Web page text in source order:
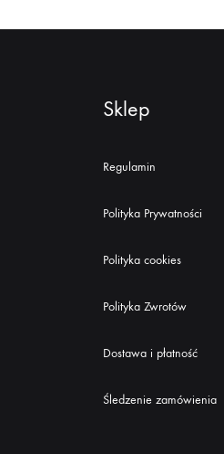
Sklep
Regulamin
Polityka Prywatności
Polityka cookies
Polityka Zwrotów
Dostawa i płatność
Śledzenie zamówienia